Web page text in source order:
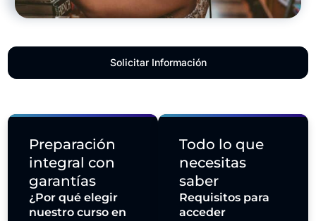
Preparación
integral con
garantías
¿Por qué elegir
nuestro curso en
Todo lo que
necesitas
saber
Requisitos para
acceder
Solicitar Información